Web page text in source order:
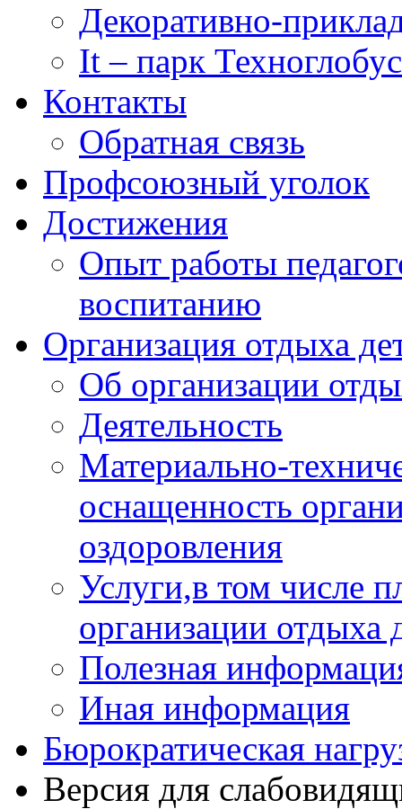
Декоративно-
It – парк Техноглобус
Контакты
Обратная связь
Профсоюзный уголок
Достижения
Опыт работы
воспитанию
Организация отдыха
Об организации
Деятельность
Материально-
оснащенность
оздоровления
Услуги,в том числе
организации отдыха
Полезная
Иная информация
Бюрократическая
Версия для